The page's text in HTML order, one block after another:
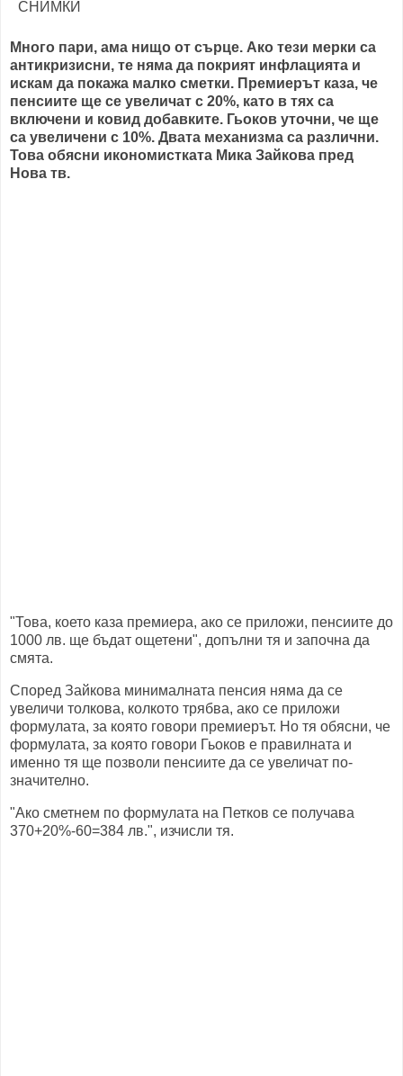
Много пари, ама нищо от сърце. Ако тези мерки са
антикризисни, те няма да покрият инфлацията и
искам да покажа малко сметки. Премиерът каза, че
пенсиите ще се увеличат с 20%, като в тях са
включени и ковид добавките. Гьоков уточни, че ще
са увеличени с 10%. Двата механизма са различни.
Това обясни икономистката Мика Зайкова пред
Нова тв.
"Това, което каза премиера, ако се приложи, пенсиите до
1000 лв. ще бъдат ощетени", допълни тя и започна да
смята.
Според Зайкова минималната пенсия няма да се
увеличи толкова, колкото трябва, ако се приложи
формулата, за която говори премиерът. Но тя обясни, че
формулата, за която говори Гьоков е правилната и
именно тя ще позволи пенсиите да се увеличат по-
значително.
"Ако сметнем по формулата на Петков се получава
370+20%-60=384 лв.", изчисли тя.